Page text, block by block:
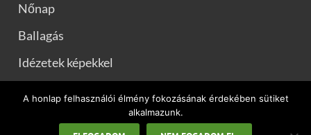
Nőnap
Ballagás
Idézetek képekkel
A honlap felhasználói élmény fokozásának érdekében sütiket
alkalmazunk.